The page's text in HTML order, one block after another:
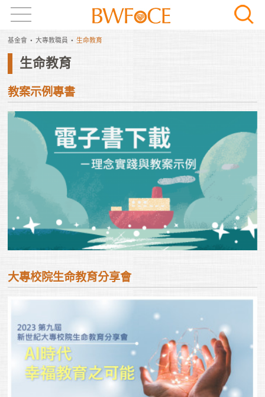
基金會 大專教職員 生命教育
生命教育
教案示例專書
大專校院生命教育分享會